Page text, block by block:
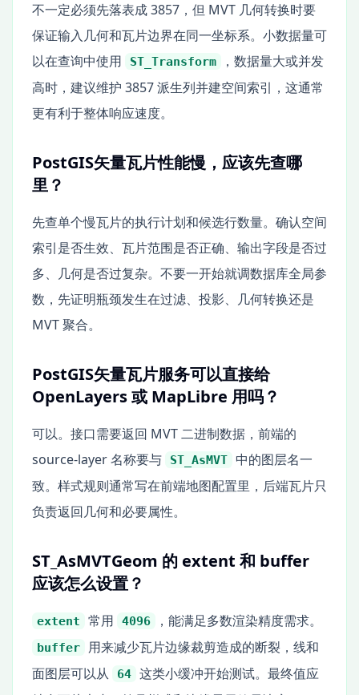
不一定必须先落表成 3857，但 MVT 几何转换时要
保证输入几何和瓦片边界在同一坐标系。小数据量可
以在查询中使用
ST_Transform
，数据量大或并发
高时，建议维护 3857 派生列并建空间索引，这通常
更有利于整体响应速度。
PostGIS矢量瓦片性能慢，应该先查哪
里？
先查单个慢瓦片的执行计划和候选行数量。确认空间
索引是否生效、瓦片范围是否正确、输出字段是否过
多、几何是否过复杂。不要一开始就调数据库全局参
数，先证明瓶颈发生在过滤、投影、几何转换还是
MVT 聚合。
PostGIS矢量瓦片服务可以直接给
OpenLayers 或 MapLibre 用吗？
可以。接口需要返回 MVT 二进制数据，前端的
source-layer 名称要与
ST_AsMVT
中的图层名一
致。样式规则通常写在前端地图配置里，后端瓦片只
负责返回几何和必要属性。
ST_AsMVTGeom 的 extent 和 buffer
应该怎么设置？
extent 常用 4096 ，能满足多数渲染精度需求。
buffer
用来减少瓦片边缘裁剪造成的断裂，线和
面图层可以从
64 这类小缓冲开始测试。最终值应